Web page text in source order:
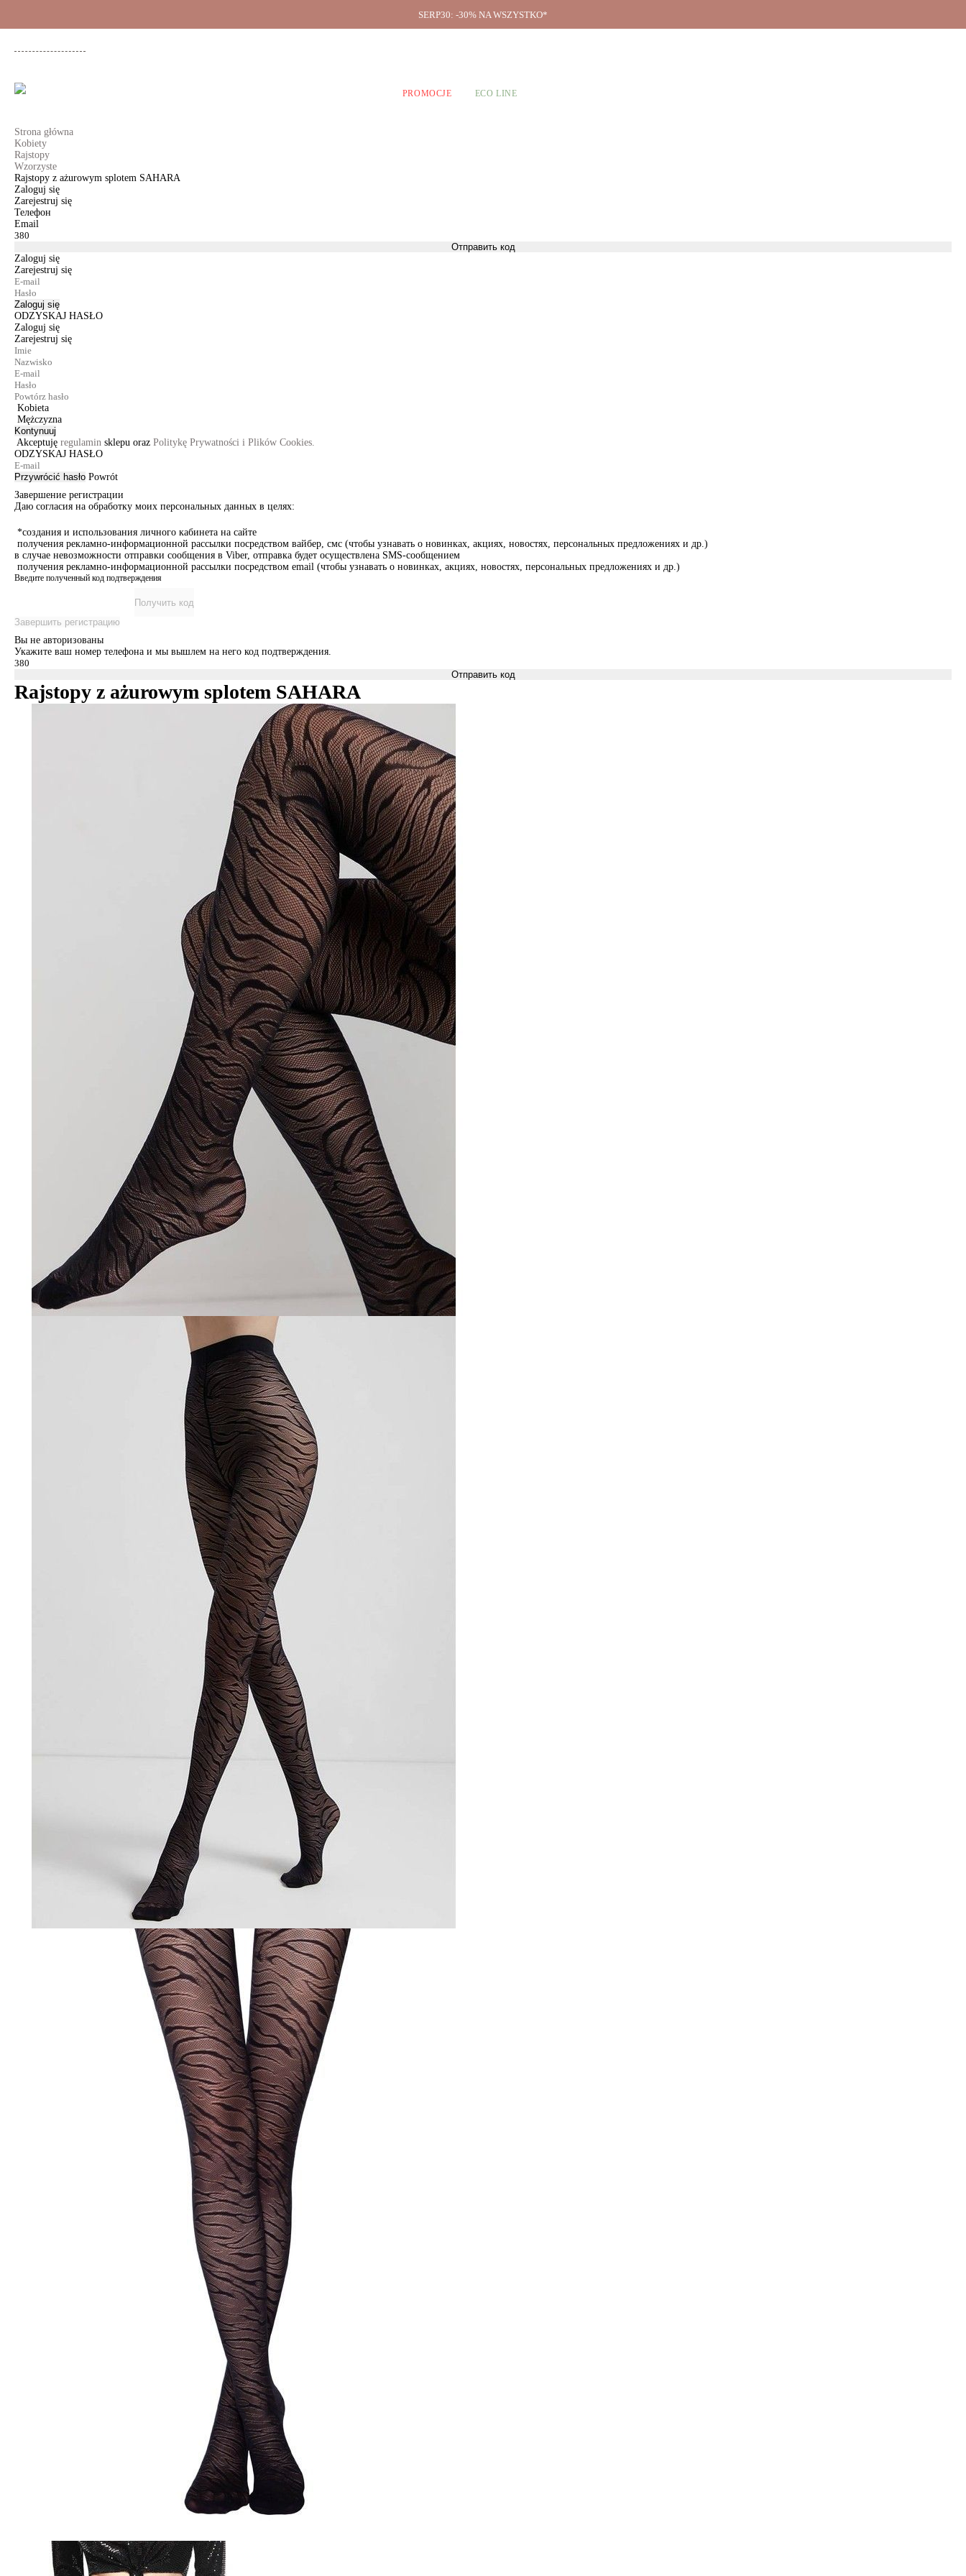
SERP30: -30% NA WSZYSTKO*
PROMOCJE ECO LINE
Strona główna
Kobiety
Rajstopy
Wzorzyste
Rajstopy z ażurowym splotem SAHARA
Zaloguj się
Zarejestruj się
Телефон
Email
Отправить код
Zaloguj się
Zarejestruj się
Zaloguj się
ODZYSKAJ HASŁO
Zaloguj się
Zarejestruj się
Kobieta
Mężczyzna
Kontynuuj
Akceptuję regulamin sklepu oraz Politykę Prywatności i Plików Cookies.
ODZYSKAJ HASŁO
Przywrócić hasło Powrót
Завершение регистрации
Даю согласия на обработку моих персональных данных в целях:
*создания и использования личного кабинета на сайте
получения рекламно-информационной рассылки посредством вайбер, смс (чтобы узнавать о новинках, акциях, новостях, персональных предложениях и др.)
в случае невозможности отправки сообщения в Viber, отправка будет осуществлена SMS-сообщением
получения рекламно-информационной рассылки посредством email (чтобы узнавать о новинках, акциях, новостях, персональных предложениях и др.)
Введите полученный код подтверждения
Получить код
Завершить регистрацию
Вы не авторизованы
Укажите ваш номер телефона и мы вышлем на него код подтверждения.
Отправить код
Rajstopy z ażurowym splotem SAHARA